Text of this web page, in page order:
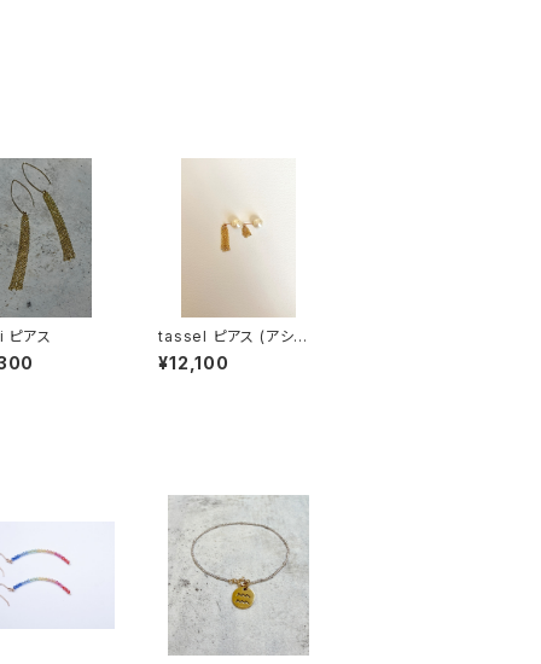
アス
tassel ピアス (アシン
メトリー)
¥12,100